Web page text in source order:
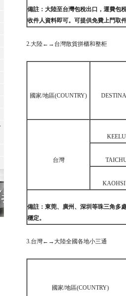
備註：大陸至台灣包稅出口，運費包
收件人資料即可。可提供免費上門取
2.大陸←→台灣散貨拼櫃和整柜
國家/地區(COUNTRY)
台灣
備註：東莞、廣州、深圳等珠三角多
穩定。
3.台灣←→大陸全國各地小三通
國家/地區(COUNTRY)